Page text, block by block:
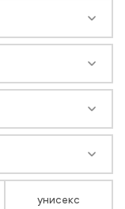
унисекс